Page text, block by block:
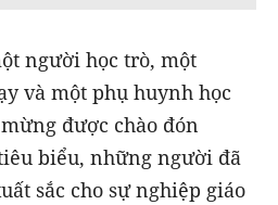
người học trò, một
và một phụ huynh học
được chào đón
biểu, những người đã
sắc cho sự nghiệp giáo